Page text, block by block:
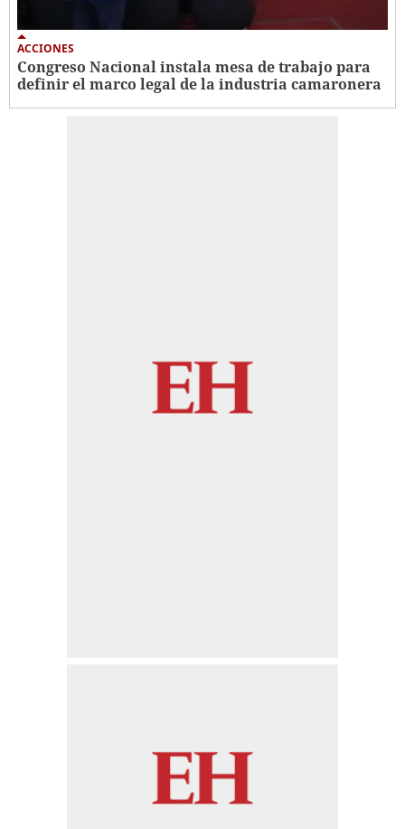
ACCIONES
Congreso Nacional instala mesa de trabajo para
definir el marco legal de la industria camaronera